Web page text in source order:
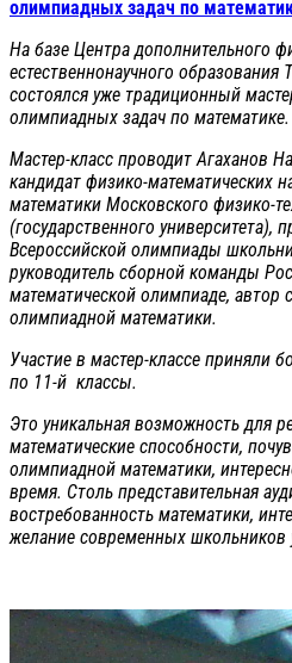
олимпиадных задач по
На базе Центра дополнительного
естественнонаучного
состоялся уже традиционный
олимпиадных задач по математике.
Мастер-класс проводитАгаханов
кандидат физико-математических
математики Московского физико-
(государственного университета),
Всероссийской олимпиады
руководитель сборной команды
математической олимпиаде, автор
олимпиадной математики.
Участие в мастер-классе приняли
по 11-й классы.
Это уникальная возможность для
математические способности,
олимпиадной математики,
время. Столь представительная
востребованность математики,
желание современных школьников